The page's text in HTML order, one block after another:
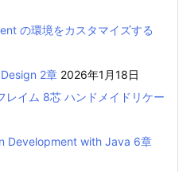
の環境をカスタマイズする
2章 2026年1月18日
レイム 8芯 ハンドメイドリケー
Development with Java 6章